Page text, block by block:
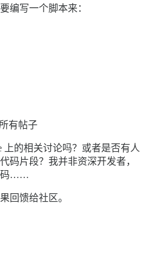
编写一个脚本来：
有帖子
上的相关讨论吗？或者是否有人
码片段？我并非资深开发者，
码……
回馈给社区。